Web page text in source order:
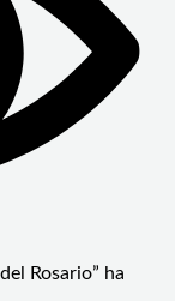
Rosario” ha